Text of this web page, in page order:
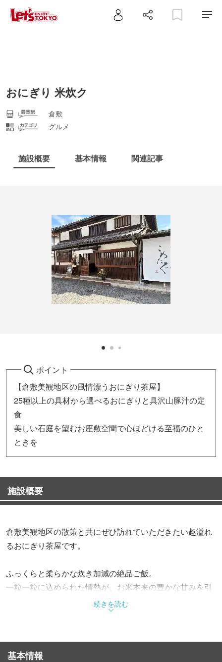
おにぎり 米炊ク
倉敷
グルメ
施設概要 基本情報 関連記事
ポイント
【倉敷美観地区の風情漂うおにぎり茶屋】
25種以上の具材から選べるおにぎりと具沢山豚汁の定
食
美しい石庭を望むお座敷空間で心ほどける至福のひと
ときを
施設概要
倉敷美観地区の散策と共にぜひ訪れていただきたい趣溢れ
るおにぎり茶屋です。
ふっくらと柔らかな炊き加減の絶品ご飯。
一粒一粒に込められた情熱が、お米本来の豊かな甘みを引
最高の状態でご提供するためお米の状況に合わせて丁寧に
大葉味噌や青唐辛子味噌など、25種類以上の多彩な具材か
続きを読む
基本情報